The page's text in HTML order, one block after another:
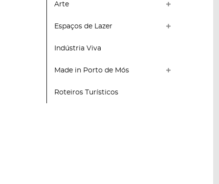
Arte
Espaços de Lazer
Indústria Viva
Made in Porto de Mós
Roteiros Turísticos